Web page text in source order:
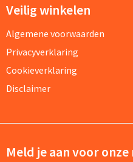
Veilig winkelen
Algemene voorwaarden
Privacyverklaring
Cookieverklaring
Disclaimer
Meld je aan voor